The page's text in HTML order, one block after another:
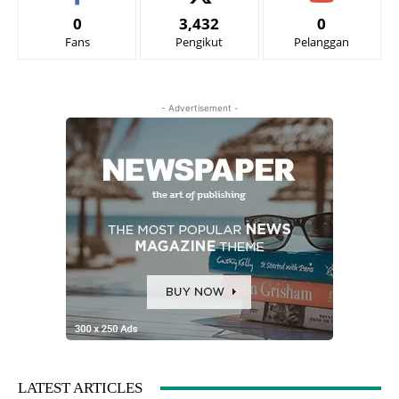
0
Fans
3,432
Pengikut
0
Pelanggan
- Advertisement -
LATEST ARTICLES